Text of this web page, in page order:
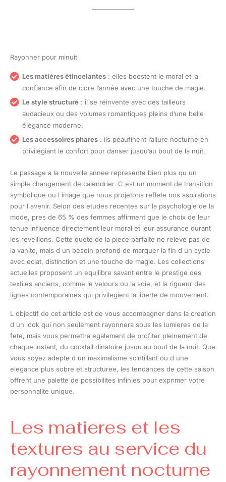
Rayonner pour minuit
Les matières étincelantes : elles boostent le moral et la
confiance afin de clore l’année avec une touche de magie.
Le style structuré : il se réinvente avec des tailleurs
audacieux ou des volumes romantiques pleins d’une belle
élégance moderne.
Les accessoires phares : ils peaufinent l’allure nocturne en
privilégiant le confort pour danser jusqu’au bout de la nuit.
Le passage a la nouvelle annee represente bien plus qu un
simple changement de calendrier. C est un moment de transition
symbolique ou l image que nous projetons reflete nos aspirations
pour l avenir. Selon des etudes recentes sur la psychologie de la
mode, pres de 65 % des femmes affirment que le choix de leur
tenue influence directement leur moral et leur assurance durant
les reveillons. Cette quete de la piece parfaite ne releve pas de
la vanite, mais d un besoin profond de marquer la fin d un cycle
avec eclat, distinction et une touche de magie. Les collections
actuelles proposent un equilibre savant entre le prestige des
textiles anciens, comme le velours ou la soie, et la rigueur des
lignes contemporaines qui privilegient la liberte de mouvement.
L objectif de cet article est de vous accompagner dans la creation
d un look qui non seulement rayonnera sous les lumieres de la
fete, mais vous permettra egalement de profiter pleinement de
chaque instant, du cocktail dinatoire jusqu au bout de la nuit. Que
vous soyez adepte d un maximalisme scintillant ou d une
elegance plus sobre et structuree, les tendances de cette saison
offrent une palette de possibilites infinies pour exprimer votre
personnalite unique.
Les matieres et les
textures au service du
rayonnement nocturne